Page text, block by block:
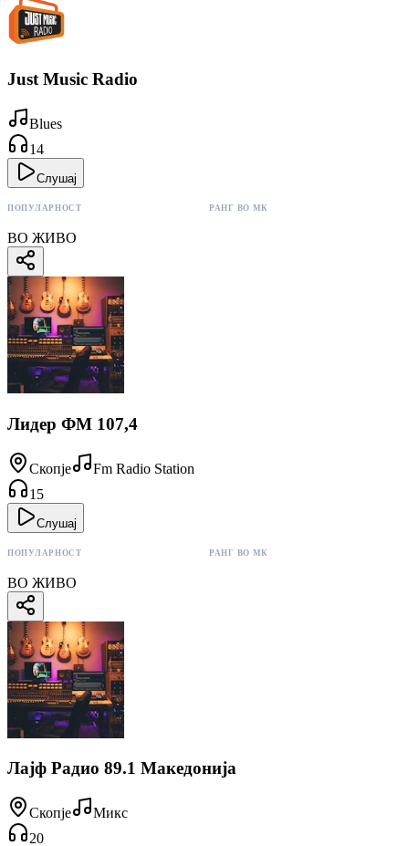
Just Music Radio
Blues
14
Слушај
ПОПУЛАРНОСТ РАНГ ВО МК
ВО ЖИВО
Лидер ФМ 107,4
Скопје
Fm Radio Station
15
Слушај
ПОПУЛАРНОСТ РАНГ ВО МК
ВО ЖИВО
Лајф Радио 89.1 Македонија
Скопје
Микс
20